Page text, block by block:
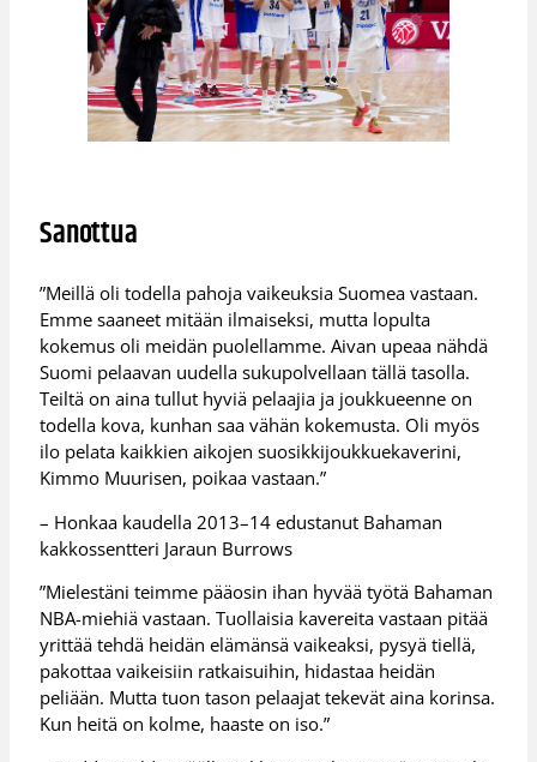
Sanottua
”Meillä oli todella pahoja vaikeuksia Suomea vastaan.
Emme saaneet mitään ilmaiseksi, mutta lopulta
kokemus oli meidän puolellamme. Aivan upeaa nähdä
Suomi pelaavan uudella sukupolvellaan tällä tasolla.
Teiltä on aina tullut hyviä pelaajia ja joukkueenne on
todella kova, kunhan saa vähän kokemusta. Oli myös
ilo pelata kaikkien aikojen suosikkijoukkuekaverini,
Kimmo Muurisen, poikaa vastaan.”
– Honkaa kaudella 2013–14 edustanut Bahaman
kakkossentteri Jaraun Burrows
”Mielestäni teimme pääosin ihan hyvää työtä Bahaman
NBA-miehiä vastaan. Tuollaisia kavereita vastaan pitää
yrittää tehdä heidän elämänsä vaikeaksi, pysyä tiellä,
pakottaa vaikeisiin ratkaisuihin, hidastaa heidän
peliään. Mutta tuon tason pelaajat tekevät aina korinsa.
Kun heitä on kolme, haaste on iso.”